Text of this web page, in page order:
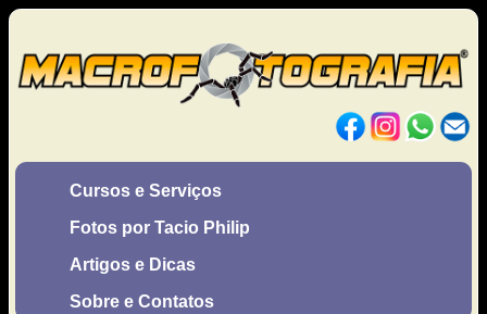
Cursos e Serviços
Fotos por Tacio Philip
Artigos e Dicas
Sobre e Contatos